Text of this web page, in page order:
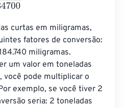
curtas em miligramas,
fatores de conversão:
miligramas.
um valor em toneladas
você pode multiplicar o
exemplo, se você tiver 2
seria: 2 toneladas